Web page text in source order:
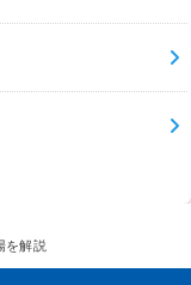
を解説